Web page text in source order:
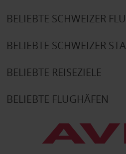
BELIEBTE SCHWEIZER
BELIEBTE SCHWEIZER
BELIEBTE REISEZIELE
BELIEBTE FLUGHÄFEN